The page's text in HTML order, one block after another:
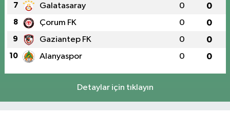
7 Galatasaray 0 0
8 Çorum FK 0 0
9 Gaziantep FK 0 0
10 Alanyaspor 0 0
Detaylar için tıklayın